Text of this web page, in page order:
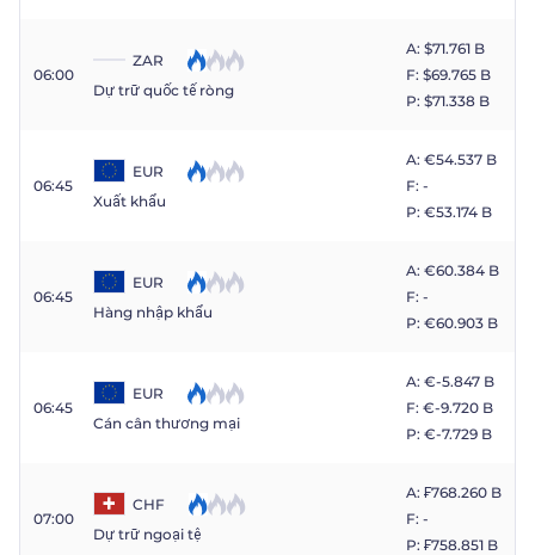
06:00
ZAR
Dự trữ quốc tế ròng
A: $​71.761 B
F: $​69.765 B
P: $​71.338 B
06:45
EUR
Xuất khẩu
A: €​54.537 B
F: -
P: €​53.174 B
06:45
EUR
Hàng nhập khẩu
A: €​60.384 B
F: -
P: €​60.903 B
06:45
EUR
Cán cân thương mại
A: €​-5.847 B
F: €​-9.720 B
P: €​-7.729 B
07:00
CHF
Dự trữ ngoại tệ
A: ₣​768.260 B
F: -
P: ₣​758.851 B